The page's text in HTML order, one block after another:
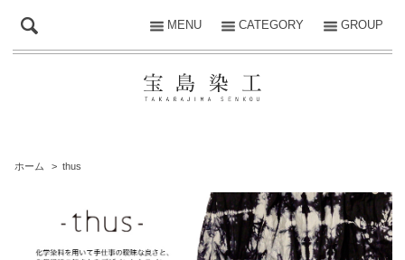
GROUP
CATEGORY
MENU
ホーム > thus